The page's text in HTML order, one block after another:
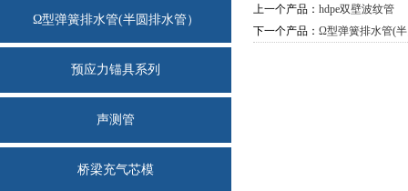
Ω型弹簧排水管(半圆排水管）
预应力锚具系列
声测管
桥梁充气芯模
上一个产品： hdpe双壁波纹管
下一个产品： Ω型弹簧排水管(